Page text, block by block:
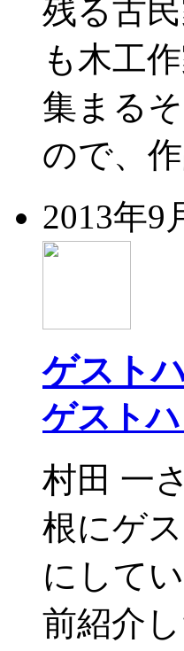
残る古
も木工
集まる
ので、
2013年9
ゲスト
ゲスト
村田 一
根にゲ
にして
前紹介